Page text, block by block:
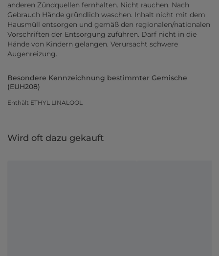
anderen Zündquellen fernhalten. Nicht rauchen. Nach
Gebrauch Hände gründlich waschen. Inhalt nicht mit dem
Hausmüll entsorgen und gemäß den regionalen/nationalen
Vorschriften der Entsorgung zuführen. Darf nicht in die
Hände von Kindern gelangen. Verursacht schwere
Augenreizung.
Besondere Kennzeichnung bestimmter Gemische
(EUH208)
Enthält ETHYL LINALOOL
Wird oft dazu gekauft